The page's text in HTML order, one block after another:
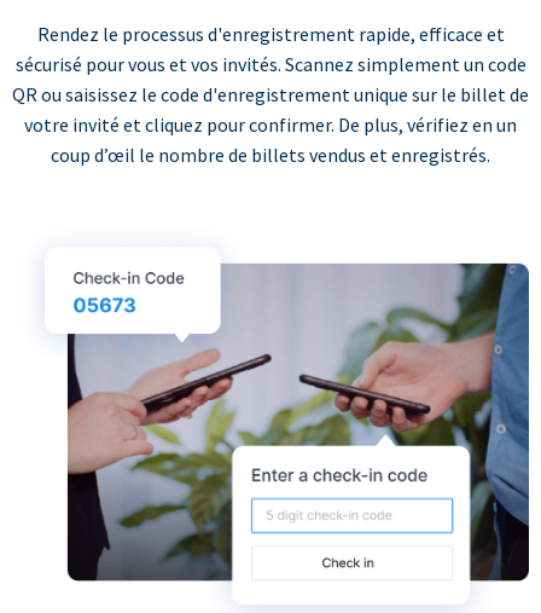
Rendez le processus d'enregistrement rapide, efficace et
sécurisé pour vous et vos invités. Scannez simplement un code
QR ou saisissez le code d'enregistrement unique sur le billet de
votre invité et cliquez pour confirmer. De plus, vérifiez en un
coup d’œil le nombre de billets vendus et enregistrés.